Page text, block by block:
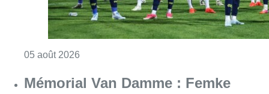
05 août 2026
Mémorial Van Damme : Femke